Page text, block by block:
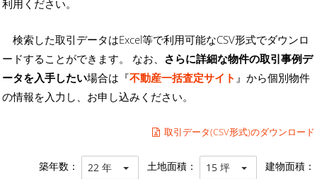
利用ください。
検索した取引データはExcel等で利用可能なCSV形式でダウンロ
ードすることができます。 なお、 さらに詳細な物件の取引事例デ
ータを入手したい場合は『不動産一括査定サイト 』から個別物件
の情報を入力し、お申し込みください。
取引データ(CSV形式)のダウンロード
築年数： 22 年 土地面積： 15 坪 建物面積：